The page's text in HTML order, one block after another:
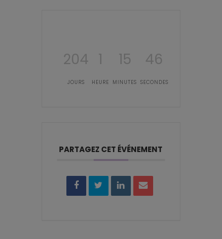
204
JOURS
1
HEURE
15
MINUTES
45
SECONDES
PARTAGEZ CET ÉVÉNEMENT